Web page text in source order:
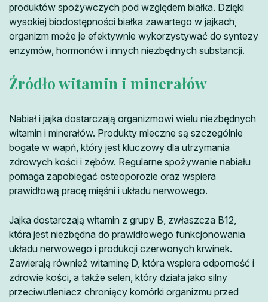
produktów spożywczych pod względem białka. Dzięki
wysokiej biodostępności białka zawartego w jajkach,
organizm może je efektywnie wykorzystywać do syntezy
enzymów, hormonów i innych niezbędnych substancji.
Źródło witamin i minerałów
Nabiał i jajka dostarczają organizmowi wielu niezbędnych
witamin i minerałów. Produkty mleczne są szczególnie
bogate w wapń, który jest kluczowy dla utrzymania
zdrowych kości i zębów. Regularne spożywanie nabiału
pomaga zapobiegać osteoporozie oraz wspiera
prawidłową pracę mięśni i układu nerwowego.
Jajka dostarczają witamin z grupy B, zwłaszcza B12,
która jest niezbędna do prawidłowego funkcjonowania
układu nerwowego i produkcji czerwonych krwinek.
Zawierają również witaminę D, która wspiera odporność i
zdrowie kości, a także selen, który działa jako silny
przeciwutleniacz chroniący komórki organizmu przed